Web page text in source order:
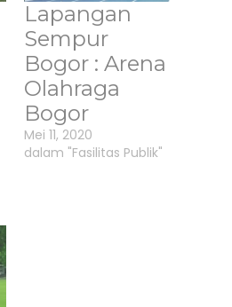
Lapangan
Sempur
Bogor : Arena
Olahraga
Bogor
Mei 11, 2020
dalam "Fasilitas Publik"